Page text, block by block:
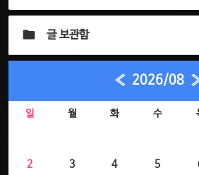
글 보관함
« 2026/08
일 월 화 수
2 3 4 5